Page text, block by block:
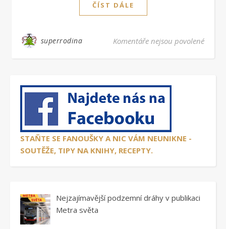
ČÍST DÁLE
superrodina Komentáře nejsou povolenéu
STAŇTE SE FANOUŠKY A NIC VÁM NEUNIKNE -
SOUTĚŽE, TIPY NA KNIHY, RECEPTY.
Nejzajímavější podzemní dráhy v publikaci
Metra světa